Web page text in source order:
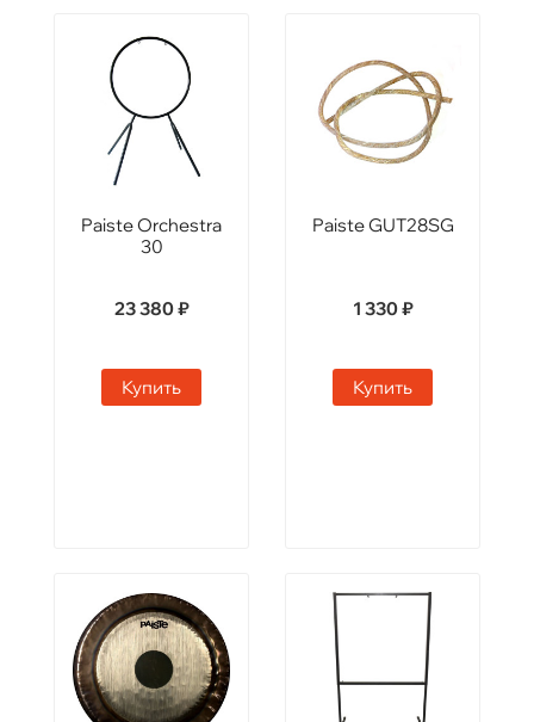
Paiste Orchestra
30
23 380 ₽
Купить
Paiste GUT28SG
1 330 ₽
Купить